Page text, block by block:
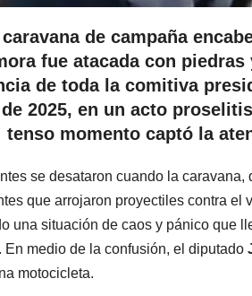
caravana de campaña
fue atacada con
de toda la comitiva
2025, en un acto
tenso momento captó la
se desataron cuando la caravana,
que arrojaron proyectiles contra
una situación de caos y pánico que
En medio de la confusión, el diputado
motocicleta.